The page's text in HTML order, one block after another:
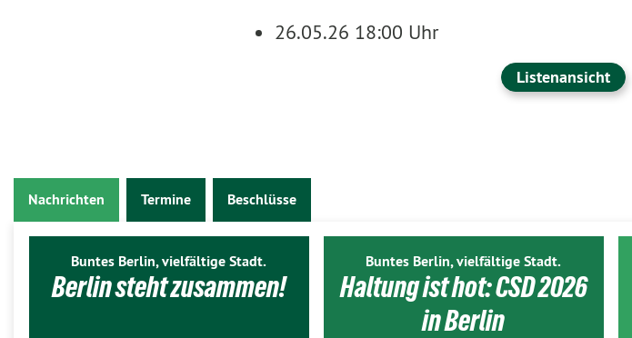
26.05.26 18:00 Uhr
Listenansicht
Nachrichten Termine Beschlüsse
Buntes Berlin, vielfältige Stadt.
Berlin steht zusammen!
Buntes Berlin, vielfältige Stadt.
Haltung ist hot: CSD 2026
in Berlin